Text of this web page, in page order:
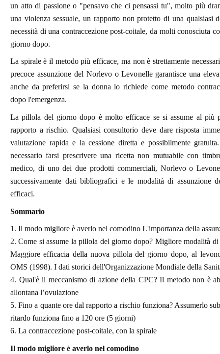
un atto di passione o "pensavo che ci pensassi tu", molto più
una violenza sessuale, un rapporto non protetto di una qualsiasi
necessità di una contraccezione post-coitale, da molti conosciuta
giorno dopo.
La spirale è il metodo più efficace, ma non è strettamente
precoce assunzione del Norlevo o Levonelle garantisce una
anche da preferirsi se la donna lo richiede come metodo
dopo l'emergenza.
La pillola del giorno dopo è molto efficace se si assume al più
rapporto a rischio. Qualsiasi consultorio deve dare risposta
valutazione rapida e la cessione diretta e possibilmente
necessario farsi prescrivere una ricetta non mutuabile con
medico, di uno dei due prodotti commerciali, Norlevo o
successivamente dati bibliografici e le modalità di assunzione
efficaci.
Sommario
1. Il modo migliore è averlo nel comodino L'importanza della
2. Come si assume la pillola del giorno dopo? Migliore modalità di
Maggiore efficacia della nuova pillola del giorno dopo, al
OMS (1998). I dati storici dell'Organizzazione Mondiale della
4. Qual'è il meccanismo di azione della CPC? Il metodo non è
allontana l’ovulazione
5. Fino a quante ore dal rapporto a rischio funziona? Assumerlo
ritardo funziona fino a 120 ore (5 giorni)
6. La contraccezione post-coitale, con la spirale
Il modo migliore è averlo nel comodino